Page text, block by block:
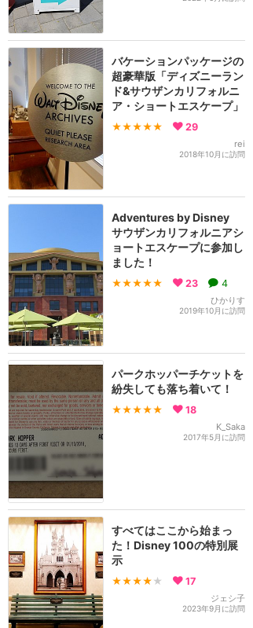
バケーションパッケージの
超豪華版「ディズニーラン
ド&サウザンカリフォルニ
ア・ショートエスケープ」
★★★★★ 29
rei
2018年10月に訪問
Adventures by Disney
サウザンカリフォルニアシ
ョートエスケープに参加し
ました！
★★★★★ 23 4
ひかりす
2019年10月に訪問
パークホッパーチケットを
紛失しても落ち着いて！
★★★★★ 18
K_Saka
2017年5月に訪問
すべてはここから始まっ
た！Disney 100の特別展
示
★★★★ ★ 17
ジェシ子
2023年9月に訪問